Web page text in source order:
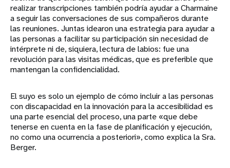
realizar transcripciones también podría ayudar a Charmaine
a seguir las conversaciones de sus compañeros durante
las reuniones. Juntas idearon una estrategia para ayudar a
las personas a facilitar su participación sin necesidad de
intérprete ni de, siquiera, lectura de labios: fue una
revolución para las visitas médicas, que es preferible que
mantengan la confidencialidad.
El suyo es solo un ejemplo de cómo incluir a las personas
con discapacidad en la innovación para la accesibilidad es
una parte esencial del proceso, una parte «que debe
tenerse en cuenta en la fase de planificación y ejecución,
no como una ocurrencia a posteriori», como explica la Sra.
Berger.